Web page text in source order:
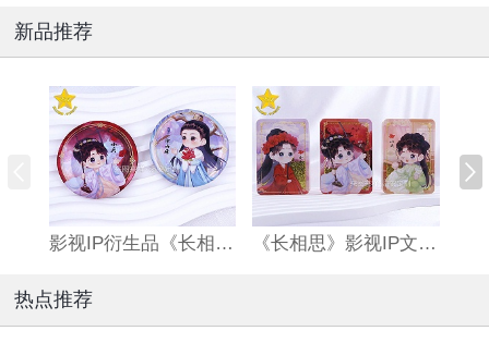
新品推荐
影视IP衍生品《长相思》双闪吧唧 《长相思》影视IP文创亚克力流沙麻将
热点推荐